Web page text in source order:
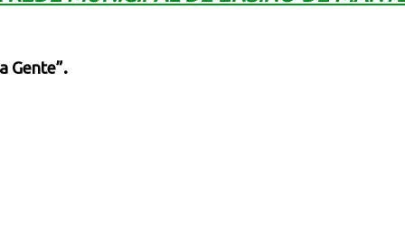
Gente”.